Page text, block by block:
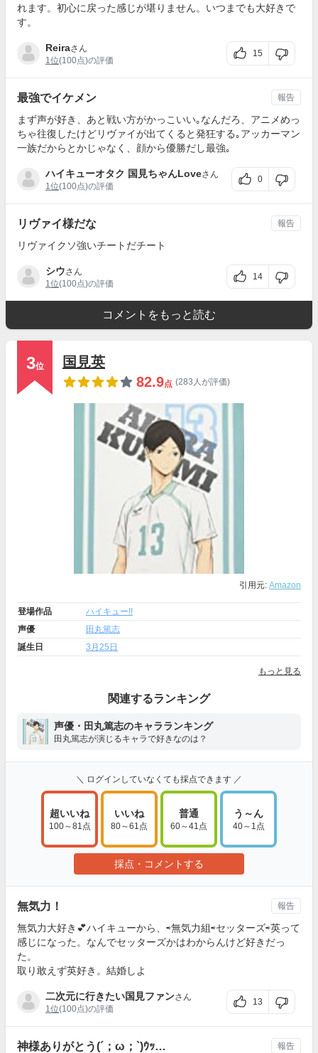
れます。初心に戻った感じが堪りません。いつまでも大好きで
す。
Reiraさん
1位(100点)の評価
15
最強でイケメン
まず声が好き、あと戦い方がかっこいい｡なんだろ、アニメめっ
ちゃ往復したけどリヴァイが出てくると発狂する｡アッカーマン
一族だからとかじゃなく、顔から優勝だし最強｡
ハイキューオタク 国見ちゃんLoveさん
1位(100点)の評価
0
報告
リヴァイ様だな
リヴァイクソ強いチートだチート
シウさん
1位(100点)の評価
14
報告
コメントをもっと読む
3位
国見英
82.9点 (283人が評価)
引用元: Amazon
登場作品
ハイキュー!!
声優
田丸篤志
誕生日
3月25日
もっと見る
関連するランキング
声優・田丸篤志のキャラランキング
田丸篤志が演じるキャラで好きなのは？
＼ ログインしていなくても採点できます ／
超いいね
100～81点
いいね
80～61点
普通
60～41点
う～ん
40～1点
採点・コメントする
無気力！
無気力大好き💕ハイキューから、⇨無気力組⇨セッターズ⇨英って
感じになった。なんでセッターズかはわからんけど好きだっ
た。
取り敢えず英好き。結婚しよ
二次元に行きたい国見ファンさん
1位(100点)の評価
13
報告
神様ありがとう(´；ω；`)ｳｯ… 報告